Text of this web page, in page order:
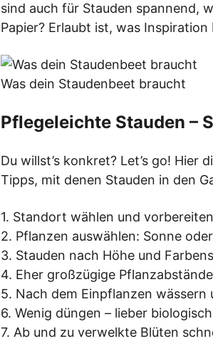
sind auch für Stauden spannend,
Papier? Erlaubt ist, was
Was dein Staudenbeet braucht
Pflegeleichte Stauden –
Du willst’s konkret? Let’s go!
Tipps, mit denen Stauden in den
1. Standort wählen und
2. Pflanzen auswählen: Sonne
3. Stauden nach Höhe und
4. Eher großzügige
5. Nach dem Einpflanzen wässern
6. Wenig düngen – lieber
7. Ab und zu verwelkte Blüten